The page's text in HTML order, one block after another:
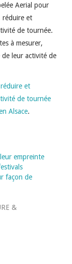
Aerial pour
réduire et
de tournée.
à mesurer,
de leur activité de
et
de tournée
Alsace.
empreinte
façon de
&